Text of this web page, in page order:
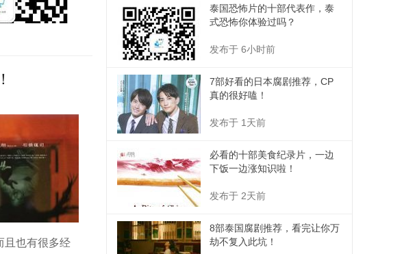
且也有很多经
泰国恐怖片的十部代表作，泰
式恐怖你体验过吗？
发布于 6小时前
7部好看的日本腐剧推荐，CP
真的很好嗑！
发布于 1天前
必看的十部美食纪录片，一边
下饭一边涨知识啦！
发布于 2天前
8部泰国腐剧推荐，看完让你万
劫不复入此坑！